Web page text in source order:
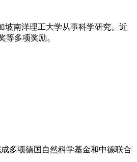
坡南洋理工大学从事科学研究。近
等多项奖励。
多项德国自然科学基金和中德联合